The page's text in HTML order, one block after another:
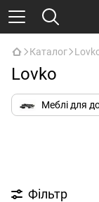
Каталог
Lovko
Меблі для
Фільтр